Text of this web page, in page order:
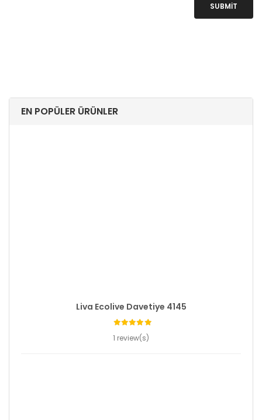
SUBMIT
EN POPÜLER ÜRÜNLER
Liva Ecolive Davetiye 4145
1 review(s)